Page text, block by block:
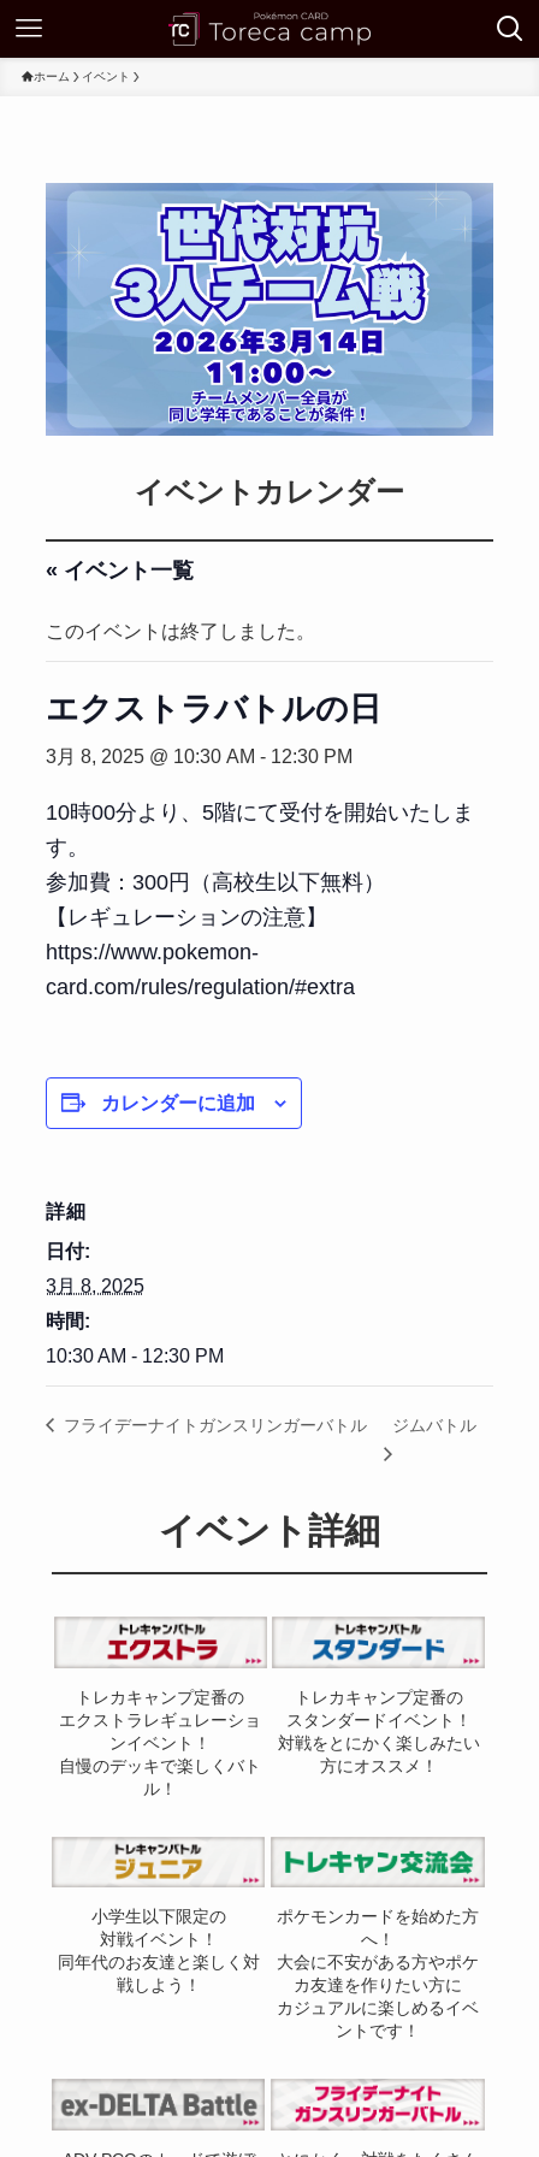
ホーム イベント
イベントカレンダー
« イベント一覧
このイベントは終了しました。
エクストラバトルの日
3月 8, 2025 @ 10:30 AM - 12:30 PM
10時00分より、5階にて受付を開始いたしま
す。
参加費：300円（高校生以下無料）
【レギュレーションの注意】
https://www.pokemon-
card.com/rules/regulation/#extra
カレンダーに追加
詳細
日付:
3月 8, 2025
時間:
10:30 AM - 12:30 PM
フライデーナイトガンスリンガーバトル ジムバトル
イベント詳細
トレカキャンプ定番の
エクストラレギュレーショ
ンイベント！
自慢のデッキで楽しくバト
ル！
トレカキャンプ定番の
スタンダードイベント！
対戦をとにかく楽しみたい
方にオススメ！
小学生以下限定の
対戦イベント！
同年代のお友達と楽しく対
戦しよう！
ポケモンカードを始めた方
へ！
大会に不安がある方やポケ
カ友達を作りたい方に
カジュアルに楽しめるイベ
ントです！